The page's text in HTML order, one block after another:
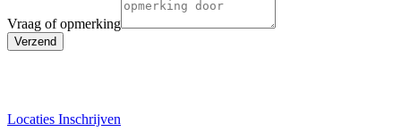
Vraag of opmerking
Verzend
Locaties Inschrijven